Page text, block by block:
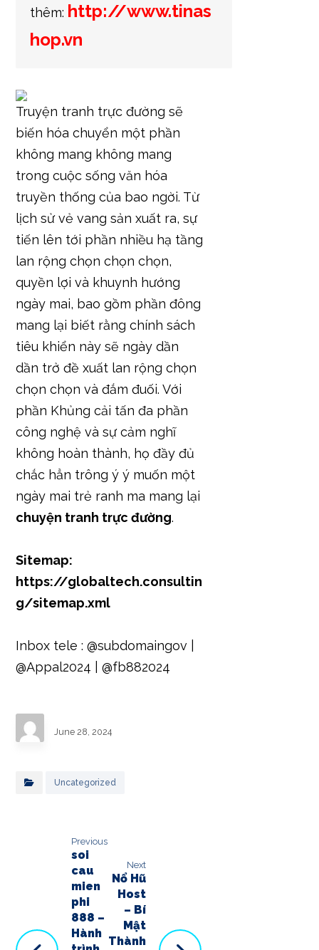
thêm: http://www.tinas
hop.vn
Truyện tranh trực đường sẽ
biến hóa chuyển một phần
không mang không mang
trong cuộc sống văn hóa
truyền thống của bao ngời. Từ
lịch sử vẻ vang sản xuất ra, sự
tiến lên tới phần nhiều hạ tầng
lan rộng chọn chọn chọn,
quyền lợi và khuynh hướng
ngày mai, bao gồm phần đông
mang lại biết rằng chính sách
tiêu khiển này sẽ ngày dần
dần trở đề xuất lan rộng chọn
chọn chọn và đắm đuối. Với
phần Khủng cải tấn đa phần
công nghệ và sự cảm nghĩ
không hoàn thành, họ đầy đủ
chắc hẳn trông ý ý muốn một
ngày mai trẻ ranh ma mang lại
chuyện tranh trực đường.
Sitemap:
https://globaltech.consultin
g/sitemap.xml
Inbox tele : @subdomaingov |
@Appal2024 | @fb882024
June 28, 2024
Uncategorized
Previous
soi
cau
mien
phi
888 –
Hành
Next
Nổ Hũ
Host
– Bí
Mật
Thành